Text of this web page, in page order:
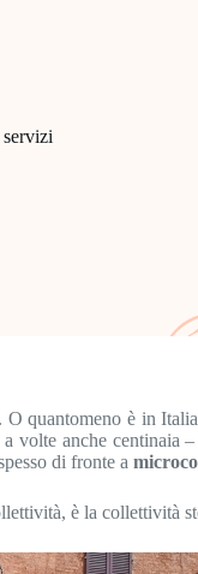
O quantomeno è in
volte anche centinaia
di fronte a
è la collettività